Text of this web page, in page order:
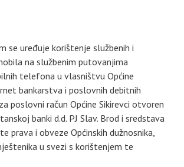
se uređuje korištenje službenih i
na službenim putovanjima
telefona u vlasništvu Općine
bankarstva i poslovnih debitnih
poslovni račun Općine Sikirevci otvoren
banki d.d. PJ Slav. Brod i sredstava
prava i obveze Općinskih dužnosnika,
u svezi s korištenjem te